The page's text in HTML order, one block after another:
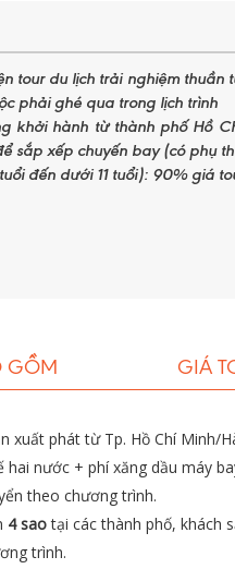
tour du lịch trải nghiệm thuần
phải ghé qua trong lịch trình
khởi hành từ thành phố Hồ
sắp xếp chuyến bay (có phụ
đến dưới 11 tuổi): 90% giá
GỒM GIÁ
xuất phát từ Tp. Hồ Chí Minh/
hai nước + phí xăng dầu máy
theo chương trình.
4 saotại các thành phố, khách
trình.